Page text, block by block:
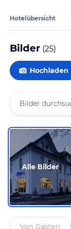
Hotelübersicht
Bilder (25)
Hochladen
Alle Bilder
Von Gästen